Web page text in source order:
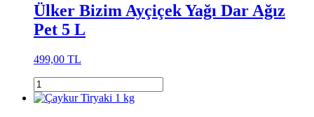
Ülker Bizim Ayçiçek Yağı Dar Ağız
Pet 5 L
499,00 TL